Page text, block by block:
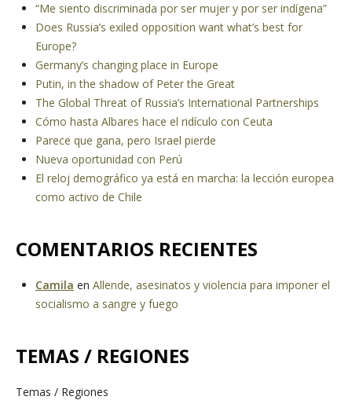
“Me siento discriminada por ser mujer y por ser indígena”
Does Russia’s exiled opposition want what’s best for
Europe?
Germany’s changing place in Europe
Putin, in the shadow of Peter the Great
The Global Threat of Russia’s International Partnerships
Cómo hasta Albares hace el ridículo con Ceuta
Parece que gana, pero Israel pierde
Nueva oportunidad con Perú
El reloj demográfico ya está en marcha: la lección europea
como activo de Chile
COMENTARIOS RECIENTES
Camila en Allende, asesinatos y violencia para imponer el
socialismo a sangre y fuego
TEMAS / REGIONES
Temas / Regiones